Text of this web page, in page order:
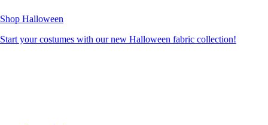
Shop Halloween
Start your costumes with our new Halloween fabric collection!